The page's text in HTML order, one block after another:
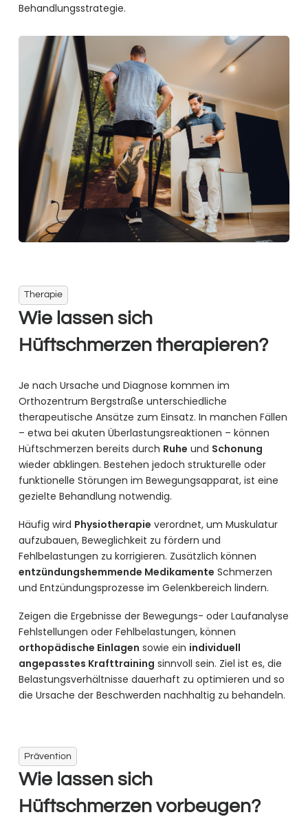
Behandlungsstrategie.
Therapie
Wie lassen sich
Hüftschmerzen therapieren?
Je nach Ursache und Diagnose kommen im
Orthozentrum Bergstraße unterschiedliche
therapeutische Ansätze zum Einsatz. In manchen Fällen
– etwa bei akuten Überlastungsreaktionen – können
Hüftschmerzen bereits durch Ruhe und Schonung
wieder abklingen. Bestehen jedoch strukturelle oder
funktionelle Störungen im Bewegungsapparat, ist eine
gezielte Behandlung notwendig.
Häufig wird Physiotherapie verordnet, um Muskulatur
aufzubauen, Beweglichkeit zu fördern und
Fehlbelastungen zu korrigieren. Zusätzlich können
entzündungshemmende Medikamente Schmerzen
und Entzündungsprozesse im Gelenkbereich lindern.
Zeigen die Ergebnisse der Bewegungs- oder Laufanalyse
Fehlstellungen oder Fehlbelastungen, können
orthopädische Einlagen sowie ein individuell
angepasstes Krafttraining sinnvoll sein. Ziel ist es, die
Belastungsverhältnisse dauerhaft zu optimieren und so
die Ursache der Beschwerden nachhaltig zu behandeln.
Prävention
Wie lassen sich
Hüftschmerzen vorbeugen?